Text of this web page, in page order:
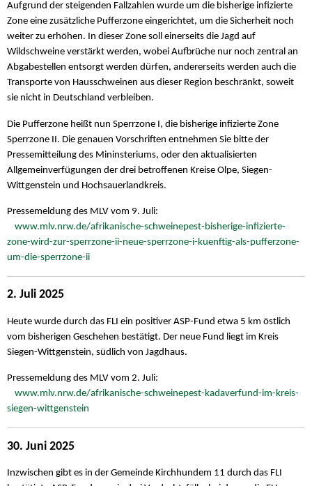
Aufgrund der steigenden Fallzahlen wurde um die bisherige infizierte
Zone eine zusätzliche Pufferzone eingerichtet, um die Sicherheit noch
weiter zu erhöhen. In dieser Zone soll einerseits die Jagd auf
Wildschweine verstärkt werden, wobei Aufbrüche nur noch zentral an
Abgabestellen entsorgt werden dürfen, andererseits werden auch die
Transporte von Hausschweinen aus dieser Region beschränkt, soweit
sie nicht in Deutschland verbleiben.
Die Pufferzone heißt nun Sperrzone I, die bisherige infizierte Zone
Sperrzone II. Die genauen Vorschriften entnehmen Sie bitte der
Pressemitteilung des Mininsteriums, oder den aktualisierten
Allgemeinverfügungen der drei betroffenen Kreise Olpe, Siegen-
Wittgenstein und Hochsauerlandkreis.
Pressemeldung des MLV vom 9. Juli:
www.mlv.nrw.de/afrikanische-schweinepest-bisherige-infizierte-
zone-wird-zur-sperrzone-ii-neue-sperrzone-i-kuenftig-als-pufferzone-
um-die-sperrzone-ii
2. Juli 2025
Heute wurde durch das FLI ein positiver ASP-Fund etwa 5 km östlich
vom bisherigen Geschehen bestätigt. Der neue Fund liegt im Kreis
Siegen-Wittgenstein, südlich von Jagdhaus.
Pressemeldung des MLV vom 2. Juli:
www.mlv.nrw.de/afrikanische-schweinepest-kadaverfund-im-kreis-
siegen-wittgenstein
30. Juni 2025
Inzwischen gibt es in der Gemeinde Kirchhundem 11 durch das FLI